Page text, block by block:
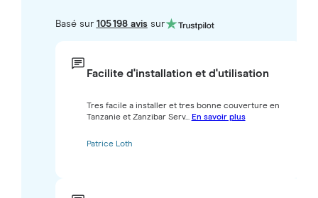
Basé sur 105 198 avissur
Facilite d'installation et d'utilisation
Tres facile a installer et tres bonne couverture en
Tanzanie et Zanzibar Serv... En savoir plus
Patrice Loth